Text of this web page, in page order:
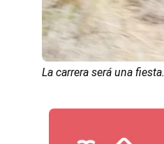
La carrera será una fiesta.